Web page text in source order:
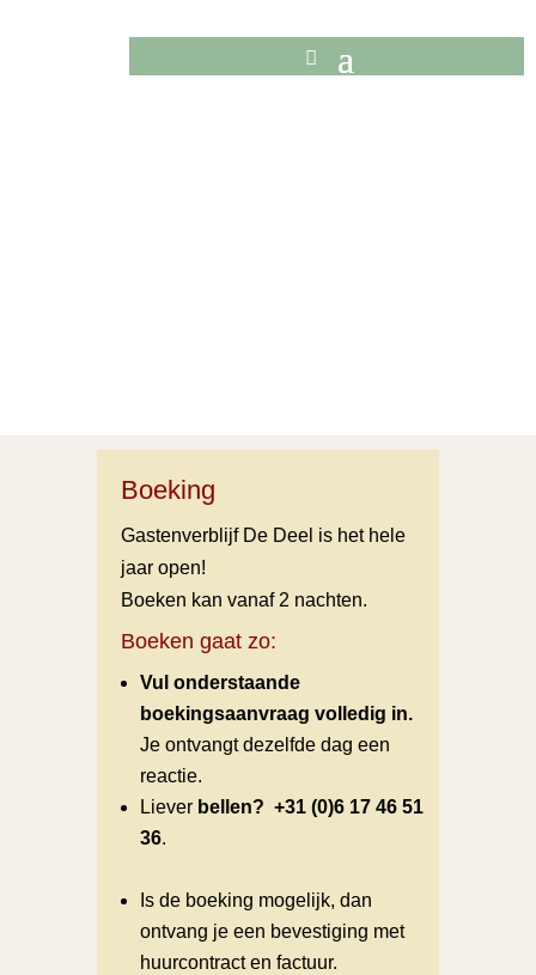
Boeking
Gastenverblijf De Deel is het hele
jaar open!
Boeken kan vanaf 2 nachten.
Boeken gaat zo:
Vul onderstaande
boekingsaanvraag volledig in.
Je ontvangt dezelfde dag een
reactie.
Liever bellen? +31 (0)6 17 46 51
36.
Is de boeking mogelijk, dan
ontvang je een bevestiging met
huurcontract en factuur.